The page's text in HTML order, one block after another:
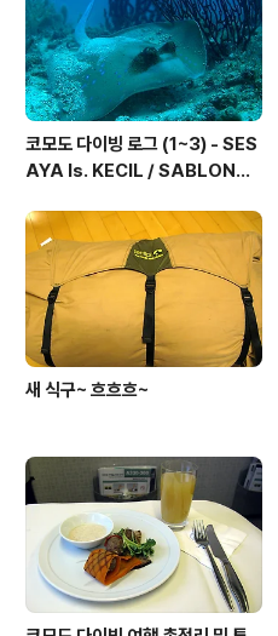
코모도 다이빙 로그 (1~3) - SES
AYA Is. KECIL / SABLONG
새 식구~ 흐흐흐~